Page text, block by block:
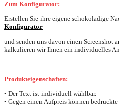
Zum Konfigurator:
Erstellen Sie ihre eigene schokoladige
Konfigurator
und senden uns davon einen Screenshot
kalkulieren wir Ihnen ein individuelles
Produkteigenschaften:
• Der Text ist individuell wählbar.
• Gegen einen Aufpreis können